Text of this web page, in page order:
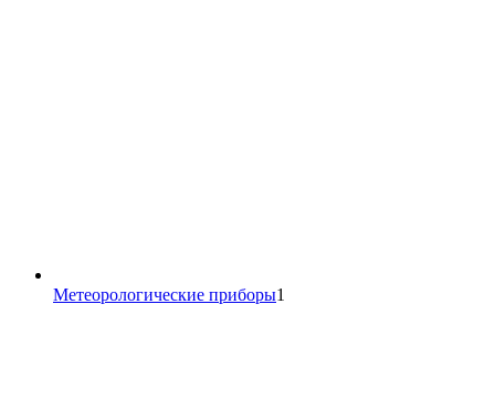
Метеорологические приборы1